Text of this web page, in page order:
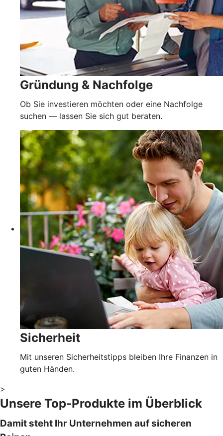
Gründung & Nachfolge
Ob Sie investieren möchten oder eine Nachfolge
suchen — lassen Sie sich gut beraten.
Sicherheit
Mit unseren Sicherheitstipps bleiben Ihre Finanzen in
guten Händen.
>
Unsere Top-Produkte im Überblick
Damit steht Ihr Unternehmen auf sicheren